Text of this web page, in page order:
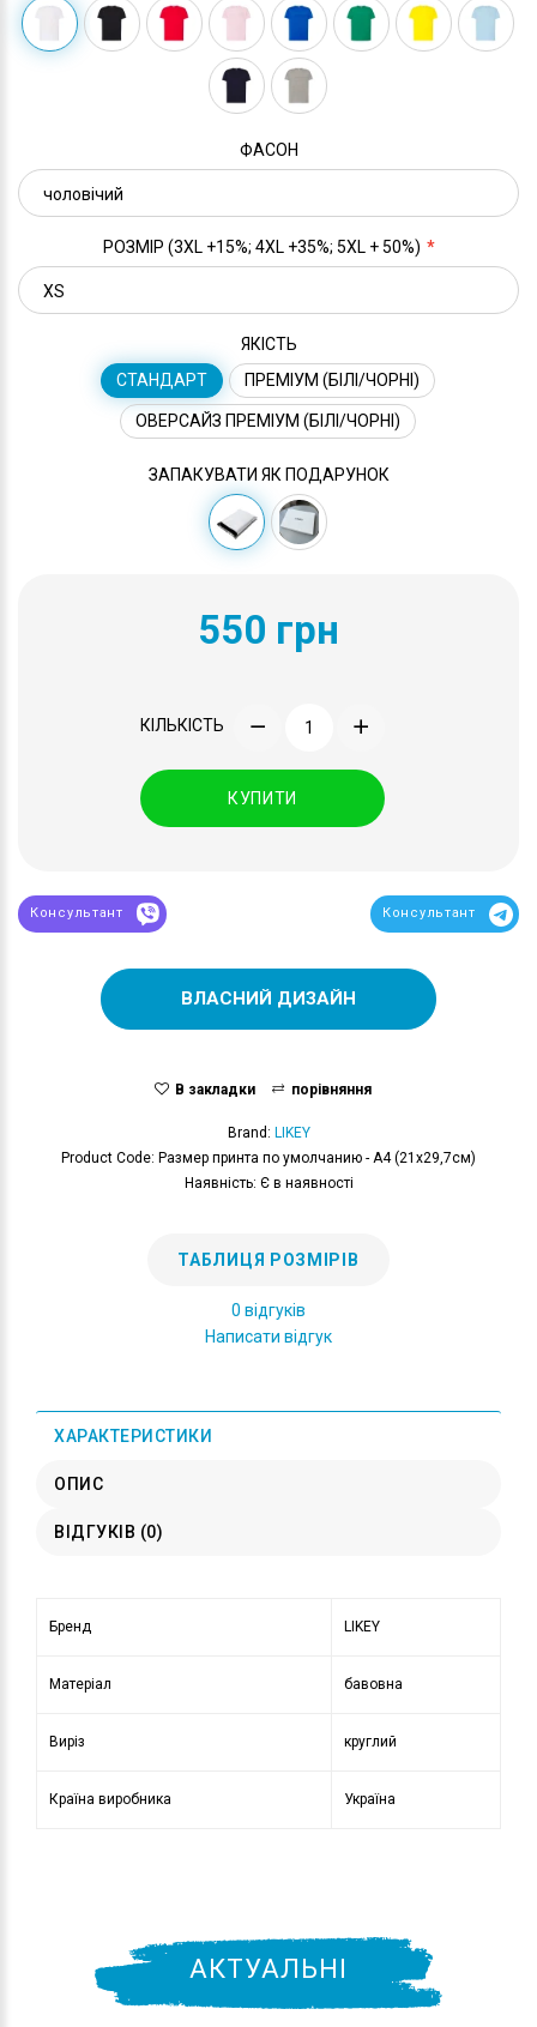
ФАСОН
РОЗМІР (3XL +15%; 4XL +35%; 5XL + 50%)
ЯКІСТЬ
СТАНДАРТ
ПРЕМІУМ (БІЛІ/ЧОРНІ)
ОВЕРСАЙЗ ПРЕМІУМ (БІЛІ/ЧОРНІ)
ЗАПАКУВАТИ ЯК ПОДАРУНОК
550 грн
КІЛЬКІСТЬ
КУПИТИ
Консультант Консультант
ВЛАСНИЙ ДИЗАЙН
В закладки порівняння
Brand: LIKEY
Product Code: Размер принта по умолчанию - А4 (21x29,7см)
Наявність: Є в наявності
ТАБЛИЦЯ РОЗМІРІВ
0 відгуків
Написати відгук
ХАРАКТЕРИСТИКИ
ОПИС
ВІДГУКІВ (0)
Бренд LIKEY
Матеріал бавовна
Виріз круглий
Країна виробника Україна
АКТУАЛЬНІ